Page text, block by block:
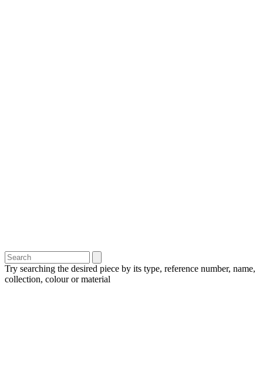
Try searching the desired piece by its type, reference number, name,
collection, colour or material